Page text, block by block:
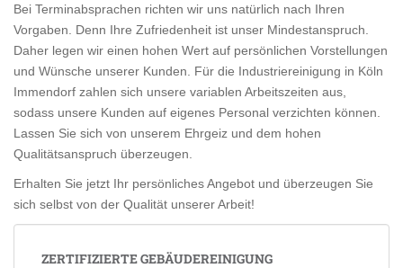
Bei Terminabsprachen richten wir uns natürlich nach Ihren
Vorgaben. Denn Ihre Zufriedenheit ist unser Mindestanspruch.
Daher legen wir einen hohen Wert auf persönlichen Vorstellungen
und Wünsche unserer Kunden. Für die Industriereinigung in Köln
Immendorf zahlen sich unsere variablen Arbeitszeiten aus,
sodass unsere Kunden auf eigenes Personal verzichten können.
Lassen Sie sich von unserem Ehrgeiz und dem hohen
Qualitätsanspruch überzeugen.
Erhalten Sie jetzt Ihr persönliches Angebot und überzeugen Sie
sich selbst von der Qualität unserer Arbeit!
ZERTIFIZIERTE GEBÄUDEREINIGUNG